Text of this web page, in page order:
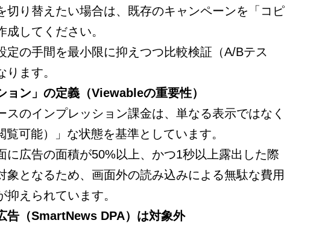
切り替えたい場合は、既存のキャンペーンを「コピ
成してください。
定の手間を最小限に抑えつつ比較検証（A/Bテス
ります。
ョン」の定義（Viewableの重要性）
スのインプレッション課金は、単なる表示ではなく
覧可能）」な状態を基準としています。
に広告の面積が50%以上、かつ1秒以上露出した際
象となるため、画面外の読み込みによる無駄な費用
抑えられています。
告（SmartNews DPA）は対象外